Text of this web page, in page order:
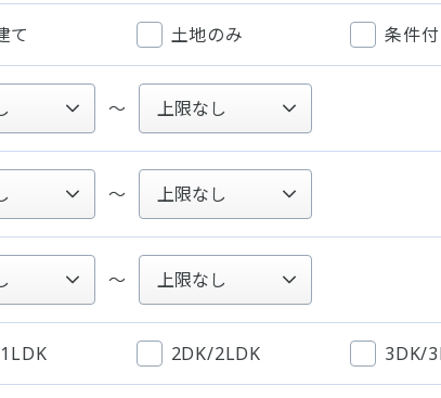
て 土地のみ 条件
〜
～
～
2DK/2LDK 3DK/